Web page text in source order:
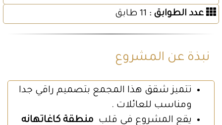
عدد الطوابق : 11 طابق
نبذة عن المشروع
تتميز شقق هذا المجمع بتصميم راقي جدا
ومناسب للعائلات .
يقع المشروع في قلب منطقة كاغاتهانه